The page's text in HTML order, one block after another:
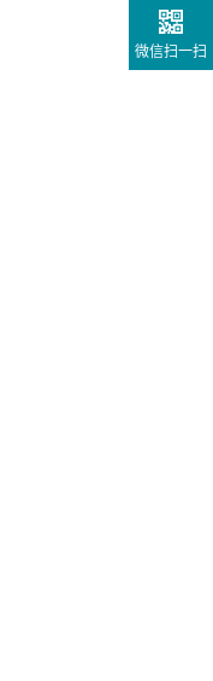
微信扫一扫